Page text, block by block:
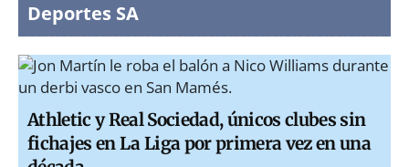
Deportes SA
Athletic y Real Sociedad, únicos clubes sin
fichajes en La Liga por primera vez en una